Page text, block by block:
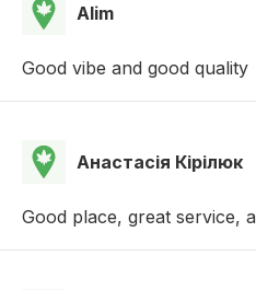
Alim
Good vibe and good quality
Анастасія Кірілюк
Good place, great service,